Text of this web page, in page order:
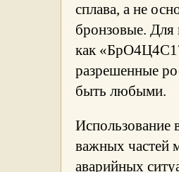
сплава, а не
бронзовые. Для
как
разрешенные
быть любыми.
Использование
важных частей
аварийных